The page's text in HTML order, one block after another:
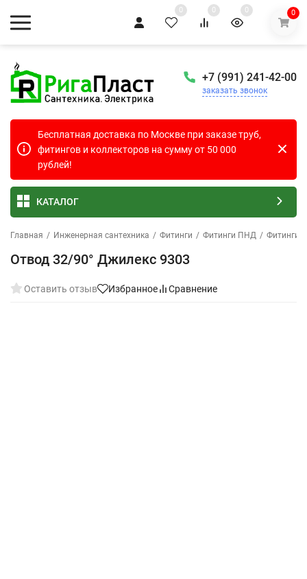
0 0 0 0
+7 (991) 241-42-00
заказать звонок
Бесплатная доставка по Москве при заказе труб,
фитингов и коллекторов на сумму от 50 000
рублей!
КАТАЛОГ
Главная / Инженерная сантехника / Фитинги / Фитинги ПНД / Фитинги
Отвод 32/90° Джилекс 9303
Оставить отзыв Избранное Сравнение